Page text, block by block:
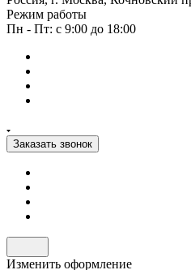
Режим работы
Пн - Пт: с 9:00 до 18:00
Заказать звонок
Изменить оформление